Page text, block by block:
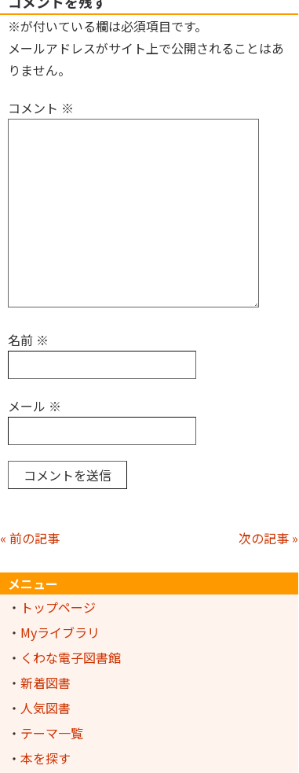
※が付いている欄は必須項目です。
メールアドレスがサイト上で公開されることはあ
りません。
コメント ※
名前 ※
メール ※
« 前の記事 次の記事 »
メニュー
・ トップページ
・ Myライブラリ
・ くわな電子図書館
・ 新着図書
・ 人気図書
・ テーマ一覧
・ 本を探す